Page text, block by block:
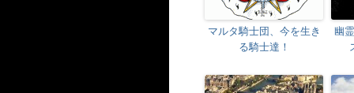
マルタ騎士団、今を生き
る騎士達！
幽